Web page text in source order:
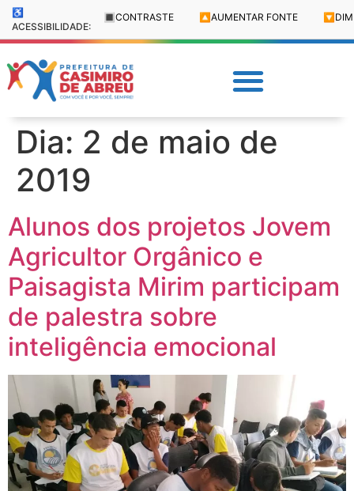
♿
ACESSIBILIDADE:
🔳 CONTRASTE 🔼 AUMENTAR FONTE 🔽
Dia: 2 de maio de
2019
Alunos dos projetos Jovem
Agricultor Orgânico e
Paisagista Mirim participam
de palestra sobre
inteligência emocional